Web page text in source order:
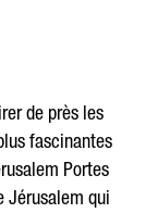
de près les
fascinantes
Portes
Jérusalem qui